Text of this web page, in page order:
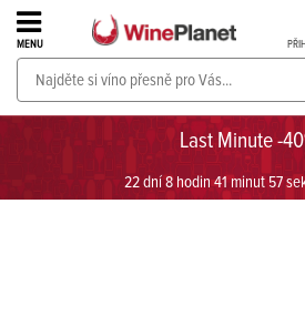
Last Minute -
22 dní 8 hodin 41 minut 57
MENU
PROSECCO v akci až do -30%!